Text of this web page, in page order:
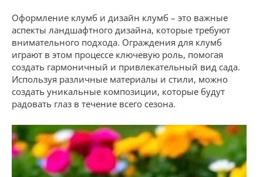
Оформление клумб и дизайн клумб – это важные
аспекты ландшафтного дизайна, которые требуют
внимательного подхода. Ограждения для клумб
играют в этом процессе ключевую роль, помогая
создать гармоничный и привлекательный вид сада.
Используя различные материалы и стили, можно
создать уникальные композиции, которые будут
радовать глаз в течение всего сезона.